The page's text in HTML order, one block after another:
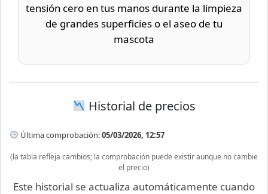
tensión cero en tus manos durante la limpieza
de grandes superficies o el aseo de tu
mascota
Historial de precios
Última comprobación:05/03/2026, 12:57
(la tabla refleja cambios; la comprobación puede existir aunque no cambie
el precio)
Este historial se actualiza automáticamente cuando